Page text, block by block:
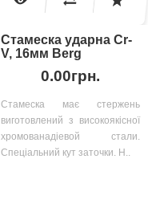
Стамеска ударна Cr-
V, 16мм Berg
0.00грн.
Стамеска має стержень
виготовлений з високоякісної
хромованадіевой стали.
Спеціальний кут заточки. Н..